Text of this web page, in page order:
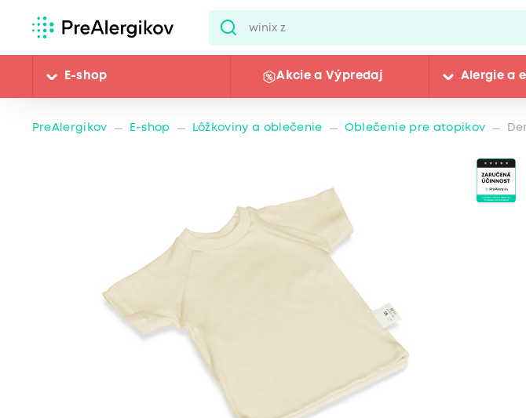
E-shop Akcie a Výpredaj Alergie a
PreAlergikov E-shop Lôžkoviny a oblečenie Oblečenie pre atopikov